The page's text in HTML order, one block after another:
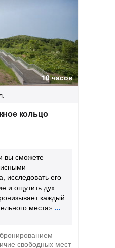
10 часов
кольцо
вы сможете
исследовать его
и ощутить дух
каждый
места»
свободных мест